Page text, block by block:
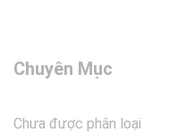
Chuyên Mục
Chưa được phân loại